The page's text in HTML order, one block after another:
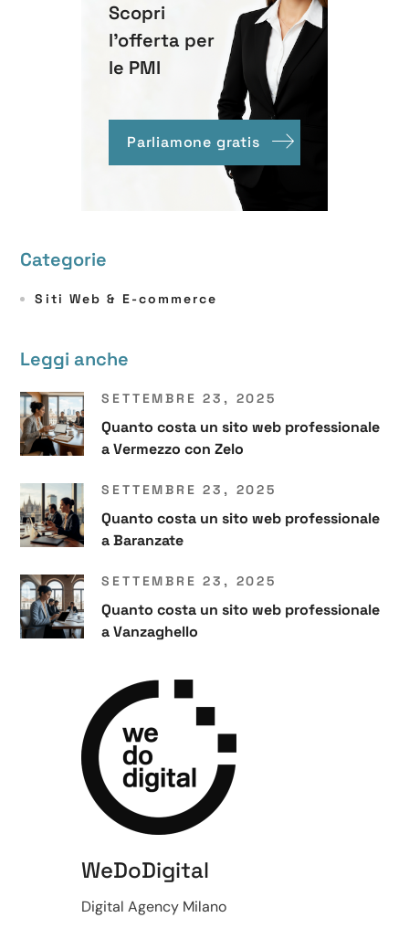
Scopri
l'offerta per
le PMI
Parliamone gratis
Categorie
Siti Web & E-commerce
Leggi anche
SETTEMBRE 23, 2025
Quanto costa un sito web professionale
a Vermezzo con Zelo
SETTEMBRE 23, 2025
Quanto costa un sito web professionale
a Baranzate
SETTEMBRE 23, 2025
Quanto costa un sito web professionale
a Vanzaghello
WeDoDigital
Digital Agency Milano